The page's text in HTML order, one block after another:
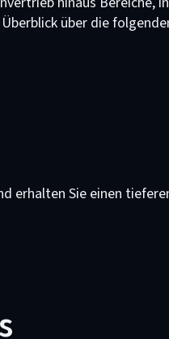
über die
erhalten Sie einen